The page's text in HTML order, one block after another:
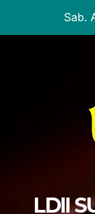
Sab.
LDII